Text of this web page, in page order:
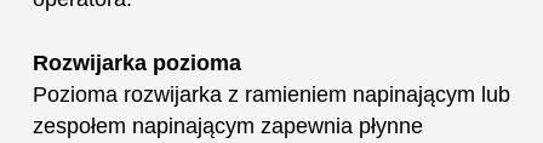
Rozwijarka pozioma
Pozioma rozwijarka z ramieniem napinającym lub
zespołem napinającym zapewnia płynne